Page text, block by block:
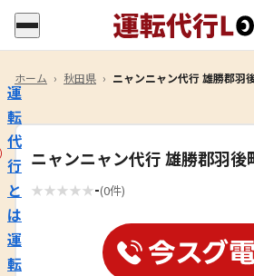
運
転
代
行
と
は
運
転
ホーム › 秋田県 › ニャンニャン代行 雄勝郡羽
ニャンニャン代行 雄勝郡羽後
★★★★★-(0件)